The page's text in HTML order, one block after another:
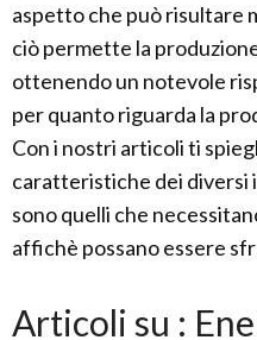
aspetto che può risultare
ciò permette la
ottenendo un notevole
per quanto riguarda la
Con i nostri articoli ti
caratteristiche dei diversi
sono quelli che
affichè possano essere
Articoli su :